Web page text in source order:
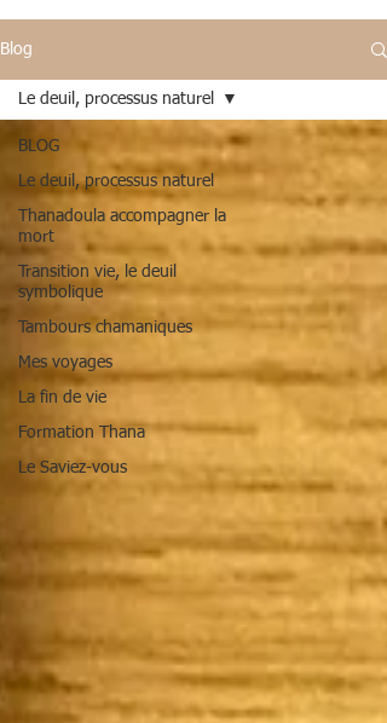
Blog
BLOG
Le deuil, processus naturel
Thanadoula accompagner la
mort
Transition vie, le deuil
symbolique
Tambours chamaniques
Mes voyages
La fin de vie
Formation Thana
Le Saviez-vous
Le deuil, processus naturel